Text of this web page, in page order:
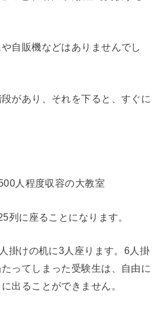
自販機などはありませんでし
があり、それを下ると、すぐに
人程度収容の大教室
列に座ることになります。
掛けの机に3人座ります。6人掛
ってしまった受験生は、自由に
出ることができません。